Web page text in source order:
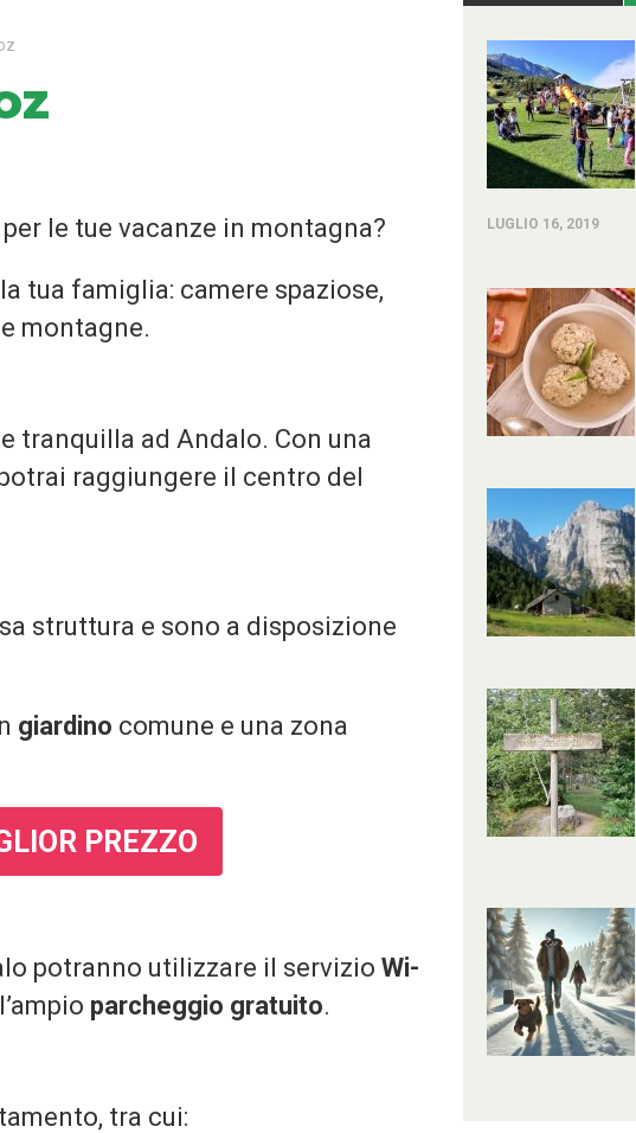
le tue vacanze in montagna?
tua famiglia: camere spaziose,
montagne.
tranquilla ad Andalo. Con una
raggiungere il centro del
struttura e sono a disposizione
giardino comune e una zona
PREZZO
potranno utilizzare il servizio Wi-
parcheggio gratuito.
tra cui:
LUGLIO 16, 2019